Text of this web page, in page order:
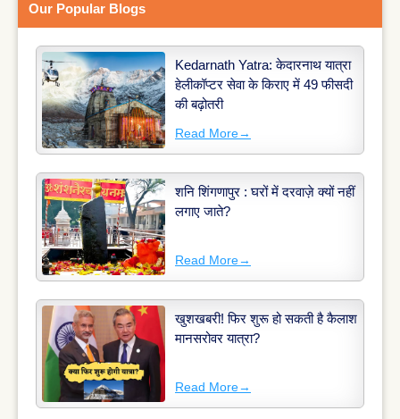
Our Popular Blogs
Kedarnath Yatra: केदारनाथ यात्रा
हेलीकॉप्टर सेवा के किराए में 49 फीसदी
की बढ़ोतरी
Read More→
शनि शिंगणापुर : घरों में दरवाज़े क्यों नहीं
लगाए जाते?
Read More→
खुशखबरी! फिर शुरू हो सकती है कैलाश
मानसरोवर यात्रा?
Read More→